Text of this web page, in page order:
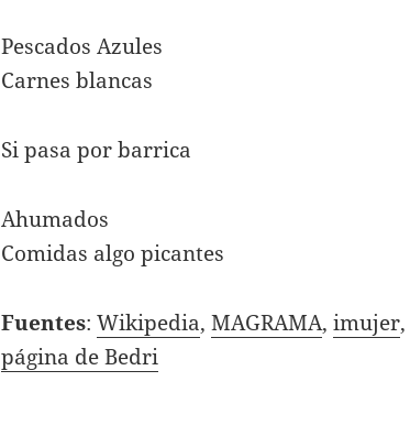
Pescados Azules
Carnes blancas
Si pasa por barrica
Ahumados
Comidas algo picantes
Fuentes:Wikipedia,MAGRAMA,imujer
página de Bedri